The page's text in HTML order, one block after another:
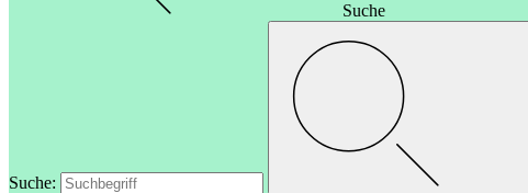
Suche
Suche: